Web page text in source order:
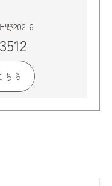
野202-6
ちら